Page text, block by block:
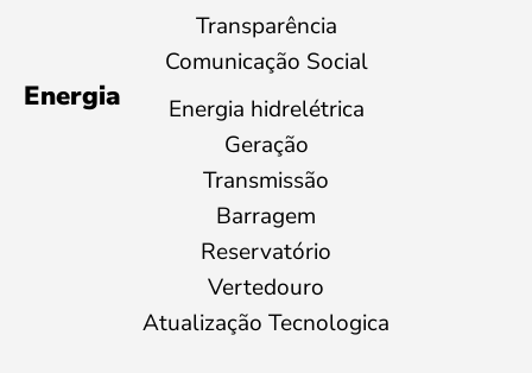
Transparência
Comunicação Social
Energia
Energia hidrelétrica
Geração
Transmissão
Barragem
Reservatório
Vertedouro
Atualização Tecnologica